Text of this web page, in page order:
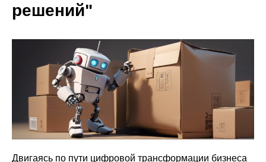
решений"
Двигаясь по пути цифровой трансформации бизнеса